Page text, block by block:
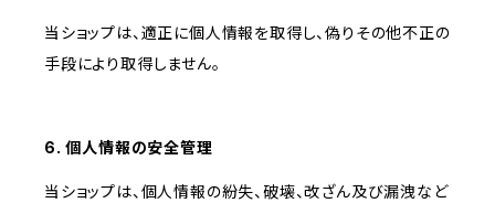
当ショップは、適正に個人情報を取得し、偽りその他不正の
手段により取得しません。
6. 個人情報の安全管理
当ショップは、個人情報の紛失、破壊、改ざん及び漏洩など